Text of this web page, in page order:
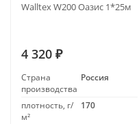
Walltex W200 Оазис 1*25м
4 320 ₽
Страна
производства
Россия
плотность, г/
м²
170